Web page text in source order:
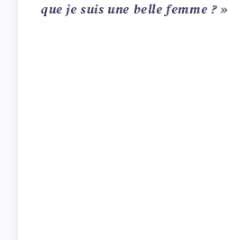
que je suis une belle femme ? »